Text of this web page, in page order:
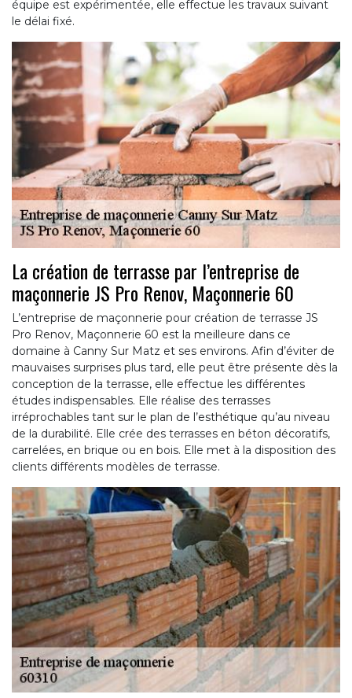
équipe est expérimentée, elle effectue les travaux suivant
le délai fixé.
La création de terrasse par l’entreprise de
maçonnerie JS Pro Renov, Maçonnerie 60
L’entreprise de maçonnerie pour création de terrasse JS
Pro Renov, Maçonnerie 60 est la meilleure dans ce
domaine à Canny Sur Matz et ses environs. Afin d’éviter de
mauvaises surprises plus tard, elle peut être présente dès la
conception de la terrasse, elle effectue les différentes
études indispensables. Elle réalise des terrasses
irréprochables tant sur le plan de l’esthétique qu’au niveau
de la durabilité. Elle crée des terrasses en béton décoratifs,
carrelées, en brique ou en bois. Elle met à la disposition des
clients différents modèles de terrasse.